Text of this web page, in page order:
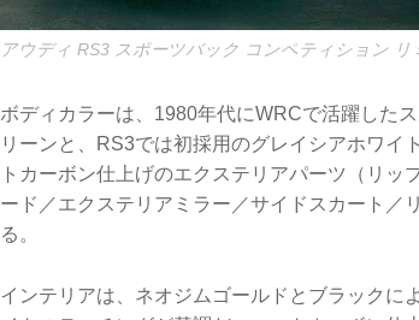
アウディ RS3 スポーツバック コンペティション
ボディカラーは、1980年代にWRCで活躍した
リーンと、RS3では初採用のグレイシアホワイ
トカーボン仕上げのエクステリアパーツ（リ
ード／エクステリアミラー／サイドスカート／
る。
インテリアは、ネオジムゴールドとブラックに